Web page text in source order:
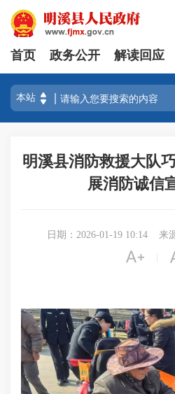
首页 政务公开 解读回应
明溪县消防救援大队
展消防诚信
日期：2026-01-19 10:14 来
